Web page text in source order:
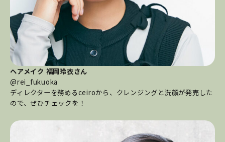
ヘアメイク 福岡玲衣さん
@rei_fukuoka
ディレクターを務めるceiroから、クレンジングと洗顔が発売した
ので、ぜひチェックを！